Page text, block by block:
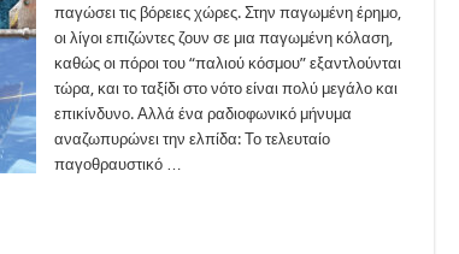
παγώσει τις βόρειες χώρες. Στην παγωμένη έρημο,
οι λίγοι επιζώντες ζουν σε μια παγωμένη κόλαση,
καθώς οι πόροι του “παλιού κόσμου” εξαντλούνται
τώρα, και το ταξίδι στο νότο είναι πολύ μεγάλο και
επικίνδυνο. Αλλά ένα ραδιοφωνικό μήνυμα
αναζωπυρώνει την ελπίδα: Το τελευταίο
παγοθραυστικό …